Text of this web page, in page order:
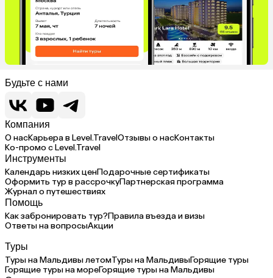
Будьте с нами
Компания
О насКарьера в Level.TravelОтзывы о насКонтакты
Ко-промо с Level.Travel
Инструменты
Календарь низких ценПодарочные сертификаты
Оформить тур в рассрочкуПартнерская программа
Журнал о путешествиях
Помощь
Как забронировать тур?Правила въезда и визы
Ответы на вопросыАкции
Туры
Туры на Мальдивы летомТуры на МальдивыГорящие туры
Горящие туры на мореГорящие туры на Мальдивы